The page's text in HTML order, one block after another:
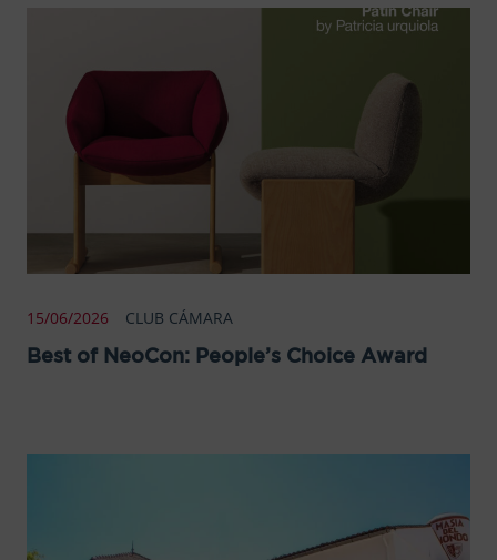
15/06/2026 CLUB CÁMARA
Best of NeoCon: People’s Choice Award